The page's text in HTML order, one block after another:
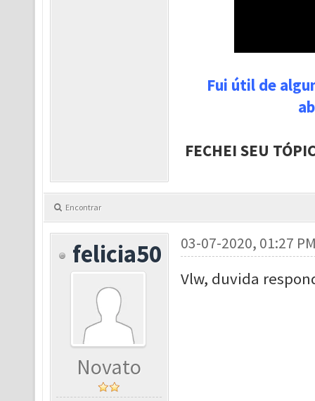
Fui útil de
FECHEI SEU
Encontrar
felicia50
Novato
03-07-2020, 01:27
Vlw, duvida